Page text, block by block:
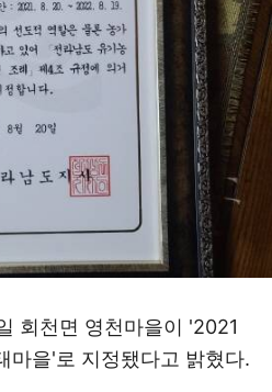
회천면 영천마을이 '2021
마을'로 지정됐다고 밝혔다.